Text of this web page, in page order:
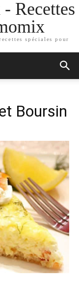
Recettes
spéciales pour
Boursin